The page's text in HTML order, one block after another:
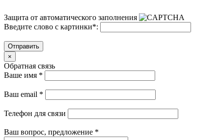
Защита от автоматического заполнения
Введите слово с картинки*:
Отправить
×
Обратная связь
Ваше имя *
Ваш email *
Телефон для связи
Ваш вопрос, предложение *